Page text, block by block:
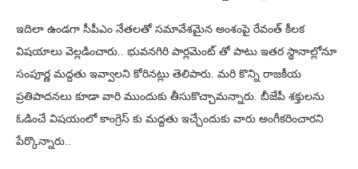
ఇదిలా ఉండగా సీపీఎం నేతలతో సమావేశమైన అంశంపై రేవంత్ కీలక
విషయాలు వెల్లడించారు.. భువనగిరి పార్లమెంట్ తో పాటు ఇతర స్థానాల్లోనూ
సంపూర్ణ మద్దతు ఇవ్వాలని కోరినట్లు తెలిపారు. మరి కొన్ని రాజకీయ
ప్రతిపాదనలు కూడా వారి ముందుకు తీసుకొచ్చామన్నారు. బీజేపీ శక్తులను
ఓడించే విషయంలో కాంగ్రెస్ కు మద్దతు ఇచ్చేందుకు వారు అంగీకరించారని
పేర్కొన్నారు..